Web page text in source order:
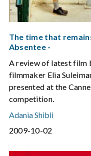
The time that
Absentee -
A review of latest film
filmmaker Elia
presented at the
competition.
Adania Shibli
2009-10-02